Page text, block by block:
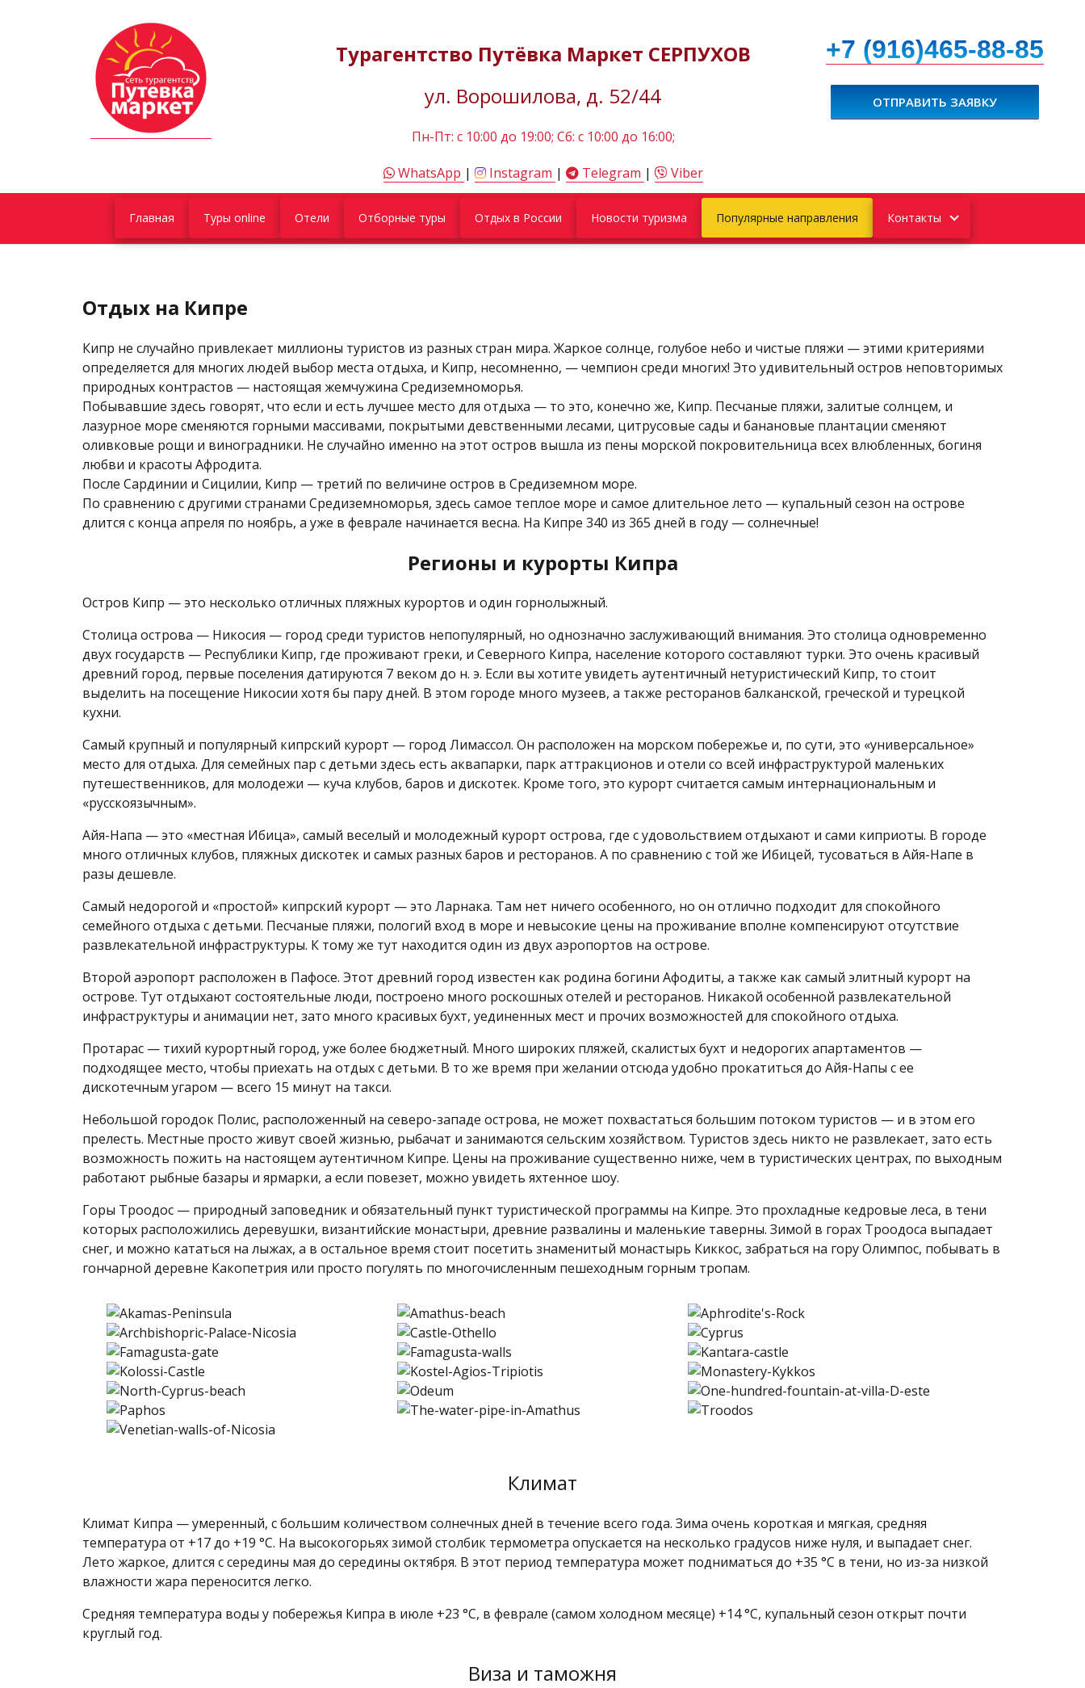
Турагентство Путёвка Маркет СЕРПУХОВ
ул. Ворошилова, д. 52/44
Пн-Пт: c 10:00 до 19:00; Сб: с 10:00 до 16:00;
WhatsApp | Instagram | Telegram | Viber
+7 (916)465-88-85
ОТПРАВИТЬ ЗАЯВКУ
Главная Туры online Отели Отборные туры Отдых в России Новости туризма Популярные направления Контакты
Отдых на Кипре
Кипр не случайно привлекает миллионы туристов из разных стран мира. Жаркое солнце, голубое небо и чистые пляжи — этими критериями
определяется для многих людей выбор места отдыха, и Кипр, несомненно, — чемпион среди многих! Это удивительный остров неповторимых
природных контрастов — настоящая жемчужина Средиземноморья.
Побывавшие здесь говорят, что если и есть лучшее место для отдыха — то это, конечно же, Кипр. Песчаные пляжи, залитые солнцем, и
лазурное море сменяются горными массивами, покрытыми девственными лесами, цитрусовые сады и банановые плантации сменяют
оливковые рощи и виноградники. Не случайно именно на этот остров вышла из пены морской покровительница всех влюбленных, богиня
любви и красоты Афродита.
После Сардинии и Сицилии, Кипр — третий по величине остров в Средиземном море.
По сравнению с другими странами Средиземноморья, здесь самое теплое море и самое длительное лето — купальный сезон на острове
длится с конца апреля по ноябрь, а уже в феврале начинается весна. На Кипре 340 из 365 дней в году — солнечные!
Регионы и курорты Кипра
Остров Кипр — это несколько отличных пляжных курортов и один горнолыжный.
Столица острова — Никосия — город среди туристов непопулярный, но однозначно заслуживающий внимания. Это столица одновременно
двух государств — Республики Кипр, где проживают греки, и Северного Кипра, население которого составляют турки. Это очень красивый
древний город, первые поселения датируются 7 веком до н. э. Если вы хотите увидеть аутентичный нетуристический Кипр, то стоит
выделить на посещение Никосии хотя бы пару дней. В этом городе много музеев, а также ресторанов балканской, греческой и турецкой
кухни.
Самый крупный и популярный кипрский курорт — город Лимассол. Он расположен на морском побережье и, по сути, это «универсальное»
место для отдыха. Для семейных пар с детьми здесь есть аквапарки, парк аттракционов и отели со всей инфраструктурой маленьких
путешественников, для молодежи — куча клубов, баров и дискотек. Кроме того, это курорт считается самым интернациональным и
«русскоязычным».
Айя-Напа — это «местная Ибица», самый веселый и молодежный курорт острова, где с удовольствием отдыхают и сами киприоты. В городе
много отличных клубов, пляжных дискотек и самых разных баров и ресторанов. А по сравнению с той же Ибицей, тусоваться в Айя-Напе в
разы дешевле.
Самый недорогой и «простой» кипрский курорт — это Ларнака. Там нет ничего особенного, но он отлично подходит для спокойного
семейного отдыха с детьми. Песчаные пляжи, пологий вход в море и невысокие цены на проживание вполне компенсируют отсутствие
развлекательной инфраструктуры. К тому же тут находится один из двух аэропортов на острове.
Второй аэропорт расположен в Пафосе. Этот древний город известен как родина богини Афодиты, а также как самый элитный курорт на
острове. Тут отдыхают состоятельные люди, построено много роскошных отелей и ресторанов. Никакой особенной развлекательной
инфраструктуры и анимации нет, зато много красивых бухт, уединенных мест и прочих возможностей для спокойного отдыха.
Протарас — тихий курортный город, уже более бюджетный. Много широких пляжей, скалистых бухт и недорогих апартаментов —
подходящее место, чтобы приехать на отдых с детьми. В то же время при желании отсюда удобно прокатиться до Айя-Напы с ее
дискотечным угаром — всего 15 минут на такси.
Небольшой городок Полис, расположенный на северо-западе острова, не может похвастаться большим потоком туристов — и в этом его
прелесть. Местные просто живут своей жизнью, рыбачат и занимаются сельским хозяйством. Туристов здесь никто не развлекает, зато есть
возможность пожить на настоящем аутентичном Кипре. Цены на проживание существенно ниже, чем в туристических центрах, по выходным
работают рыбные базары и ярмарки, а если повезет, можно увидеть яхтенное шоу.
Горы Троодос — природный заповедник и обязательный пункт туристической программы на Кипре. Это прохладные кедровые леса, в тени
которых расположились деревушки, византийские монастыри, древние развалины и маленькие таверны. Зимой в горах Троодоса выпадает
снег, и можно кататься на лыжах, а в остальное время стоит посетить знаменитый монастырь Киккос, забраться на гору Олимпос, побывать в
гончарной деревне Какопетрия или просто погулять по многочисленным пешеходным горным тропам.
Климат
Климат Кипра — умеренный, с большим количеством солнечных дней в течение всего года. Зима очень короткая и мягкая, средняя
температура от +17 до +19 °C. На высокогорьях зимой столбик термометра опускается на несколько градусов ниже нуля, и выпадает снег.
Лето жаркое, длится с середины мая до середины октября. В этот период температура может подниматься до +35 °C в тени, но из-за низкой
влажности жара переносится легко.
Средняя температура воды у побережья Кипра в июле +23 °C, в феврале (самом холодном месяце) +14 °C, купальный сезон открыт почти
круглый год.
Виза и таможня